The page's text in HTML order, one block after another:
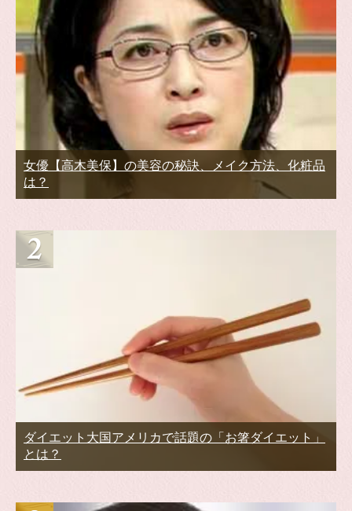
女優【高木美保】の美容の秘訣、メイク方法、化粧品
は？
ダイエット大国アメリカで話題の「お箸ダイエット」
とは？